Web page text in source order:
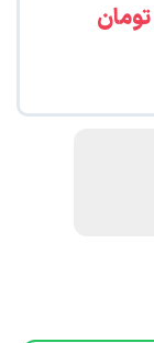
تومان